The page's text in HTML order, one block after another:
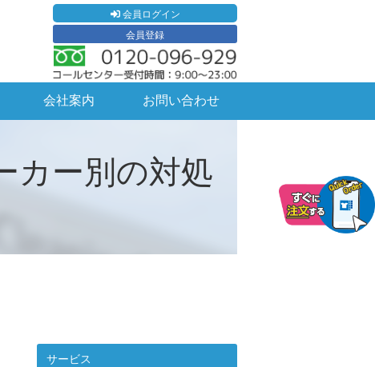
会員ログイン
会員登録
会社案内 お問い合わせ
カー別の対処
サービス